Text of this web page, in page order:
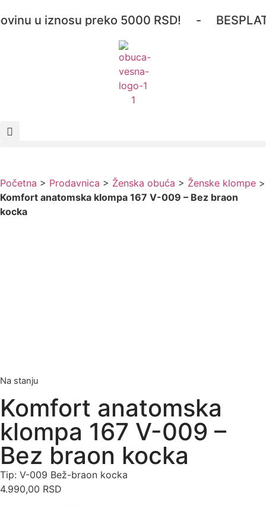
u iznosu preko 5000 RSD! -
Početna > Prodavnica > Ženska obuća > Ženske klompe >
Komfort anatomska klompa 167 V-009 – Bez braon
kocka
Na stanju
Komfort anatomska
klompa 167 V-009 –
Bez braon kocka
Tip: V-009 Bež-braon kocka
4.990,00 RSD